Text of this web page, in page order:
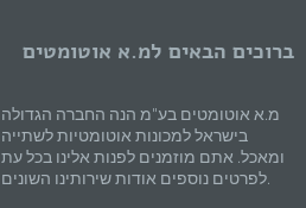
ברוכים הבאים למ.א אוטומטים
מ.א אוטומטים בע"מ הנה החברה הגדולה
בישראל למכונות אוטומטיות לשתייה
ומאכל. אתם מוזמנים לפנות אלינו בכל עת
לפרטים נוספים אודות שירותינו השונים.